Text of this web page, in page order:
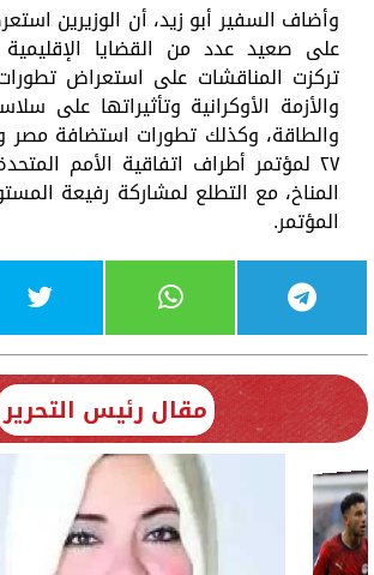
وأضاف السفير أبو زيد، أن الوزيرين
على صعيد عدد من القضايا الإقليمية
تركزت المناقشات على استعراض تطورات
والأزمة الأوكرانية وتأثيراتها على
والطاقة، وكذلك تطورات استضافة مصر
٢٧ لمؤتمر أطراف اتفاقية الأمم
المناخ، مع التطلع لمشاركة رفيعة
المؤتمر.
مقال رئيس التحرير